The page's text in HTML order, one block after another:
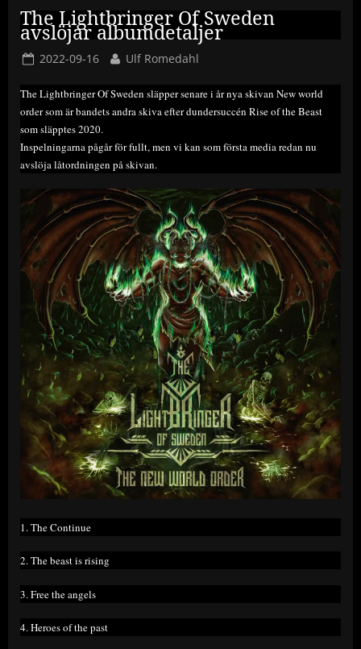
The Lightbringer Of Sweden
avslöjar albumdetaljer
Posted
2022-09-16 By
Ulf Romedahl
The Lightbringer Of Sweden släpper senare i år nya skivan New world
order som är bandets andra skiva efter dundersuccén Rise of the Beast
som släpptes 2020.
Inspelningarna pågår för fullt, men vi kan som första media redan nu
avslöja låtordningen på skivan.
1. The Continue
2. The beast is rising
3. Free the angels
4. Heroes of the past